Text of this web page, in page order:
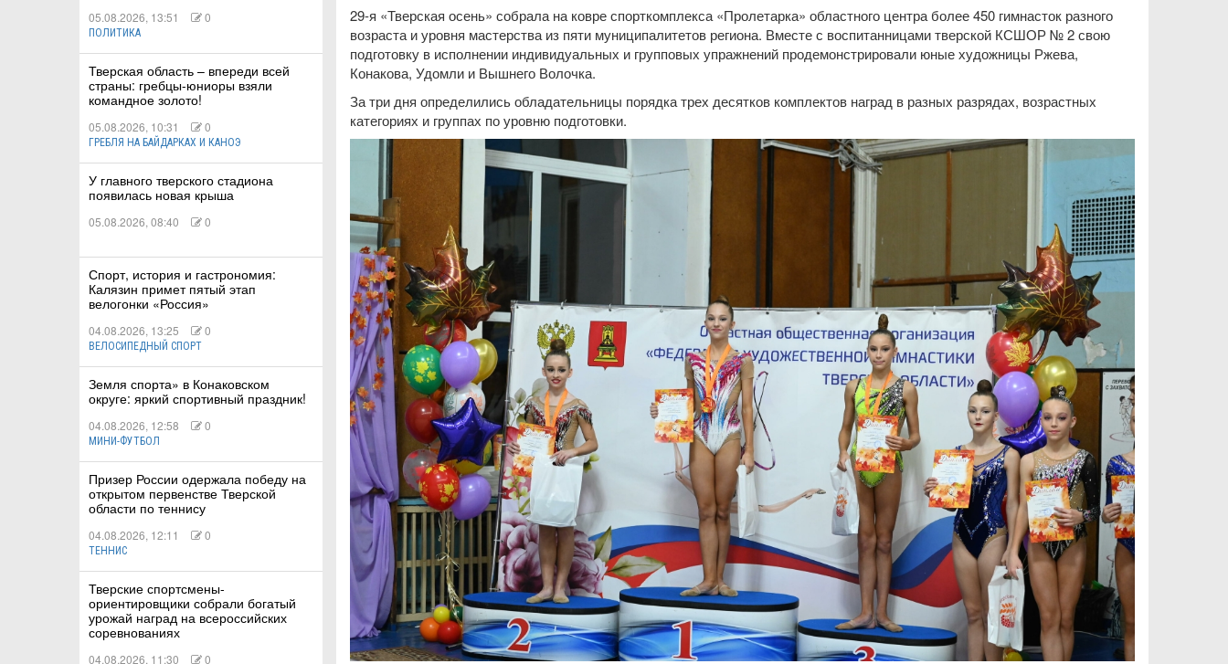
05.08.2026, 13:51 0
ПОЛИТИКА
Тверская область – впереди всей
страны: гребцы-юниоры взяли
командное золото!
05.08.2026, 10:31 0
ГРЕБЛЯ НА БАЙДАРКАХ И КАНОЭ
У главного тверского стадиона
появилась новая крыша
05.08.2026, 08:40 0
Спорт, история и гастрономия:
Калязин примет пятый этап
велогонки «Россия»
04.08.2026, 13:25 0
ВЕЛОСИПЕДНЫЙ СПОРТ
Земля спорта» в Конаковском
округе: яркий спортивный праздник!
04.08.2026, 12:58 0
МИНИ-ФУТБОЛ
Призер России одержала победу на
открытом первенстве Тверской
области по теннису
04.08.2026, 12:11 0
ТЕННИС
Тверские спортсмены-
ориентировщики собрали богатый
урожай наград на всероссийских
соревнованиях
04.08.2026, 11:30 0
29-я «Тверская осень» собрала на ковре спорткомплекса «Пролетарка» областного центра более 450 гимнасток разного
возраста и уровня мастерства из пяти муниципалитетов региона. Вместе с воспитанницами тверской КСШОР № 2 свою
подготовку в исполнении индивидуальных и групповых упражнений продемонстрировали юные художницы Ржева,
Конакова, Удомли и Вышнего Волочка.
За три дня определились обладательницы порядка трех десятков комплектов наград в разных разрядах, возрастных
категориях и группах по уровню подготовки.